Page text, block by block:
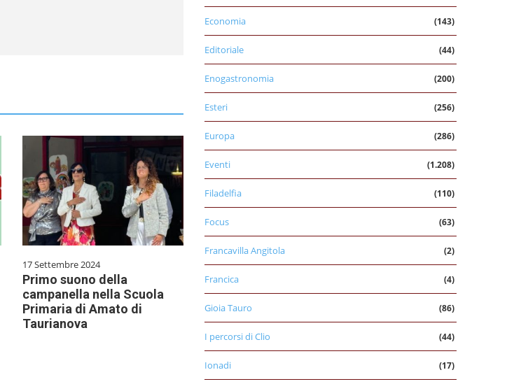
17 Settembre 2024
Primo suono della
campanella nella Scuola
Primaria di Amato di
Taurianova
Economia (143)
Editoriale (44)
Enogastronomia (200)
Esteri (256)
Europa (286)
Eventi (1.208)
Filadelfia (110)
Focus (63)
Francavilla Angitola (2)
Francica (4)
Gioia Tauro (86)
I percorsi di Clio (44)
Ionadi (17)